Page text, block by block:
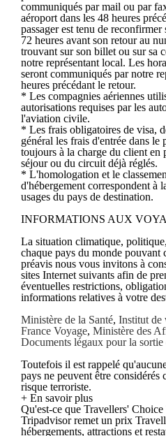
communiqués par mail ou par
aéroport dans les 48 heures
passager est tenu de
72 heures avant son retour au
trouvant sur son billet ou sur sa
notre représentant local. Les
seront communiqués par notre
heures précédant le retour.
* Les compagnies aériennes
autorisations requises par les
l'aviation civile.
* Les frais obligatoires de visa,
général les frais d'entrée dans le
toujours à la charge du client
séjour ou du circuit déjà réglés.
* L'homologation et le
d'hébergement correspondent à
usages du pays de destination.
INFORMATIONS AUX
La situation climatique,
chaque pays du monde pouvant
préavis nous vous invitons à
sites Internet suivants afin de
éventuelles restrictions,
informations relatives à votre
Ministère de la Santé, Institut de
France Voyage, Ministère des
Documents légaux pour la
Toutefois il est rappelé
pays ne peuvent être considérés
risque terroriste.
+ En savoir plus
Qu'est-ce que Travellers' Choice
Tripadvisor remet un prix
hébergements, attractions et